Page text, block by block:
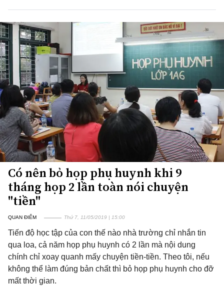
Có nên bỏ họp phụ huynh khi 9
tháng họp 2 lần toàn nói chuyện
"tiền"
QUAN ĐIỂM Thứ 7, 11/05/2019 | 15:00
Tiến độ học tập của con thế nào nhà trường chỉ nhắn tin
qua loa, cả năm họp phụ huynh có 2 lần mà nội dung
chính chỉ xoay quanh mấy chuyện tiền-tiền. Theo tôi, nếu
không thể làm đúng bản chất thì bỏ họp phụ huynh cho đỡ
mất thời gian.